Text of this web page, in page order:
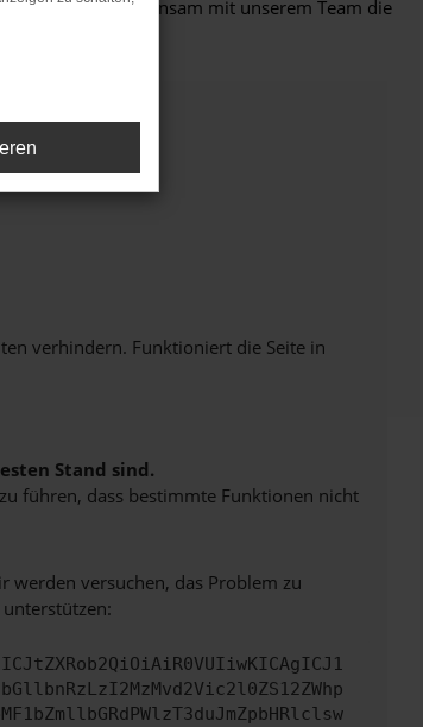
finden Sie gemeinsam mit unserem Team die
verhindern. Funktioniert die Seite in
Stand sind.
führen, dass bestimmte Funktionen nicht
werden versuchen, das Problem zu